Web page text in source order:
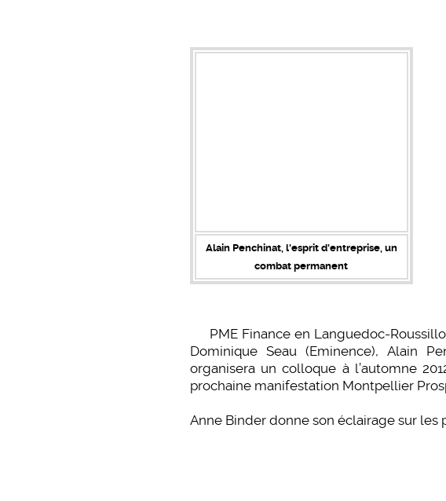
Alain Penchinat, l'esprit d'entreprise, un
combat permanent
PME Finance en Languedoc-
Dominique Seau (Eminence), Alain
organisera un colloque à l’automne
prochaine manifestation Montpellier
Anne Binder donne son éclairage sur les